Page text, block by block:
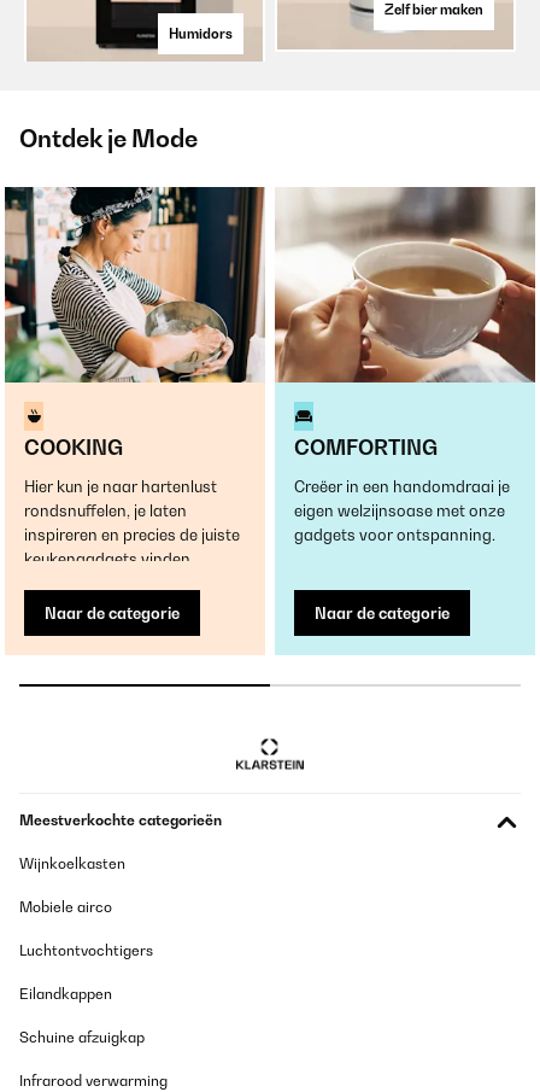
Humidors
Zelf bier maken
Ontdek je Mode
COOKING
Hier kun je naar hartenlust
rondsnuffelen, je laten
inspireren en precies de juiste
keukengadgets vinden.
Naar de categorie
COMFORTING
Creëer in een handomdraai je
eigen welzijnsoase met onze
gadgets voor ontspanning.
Naar de categorie
Meestverkochte categorieën
Wijnkoelkasten
Mobiele airco
Luchtontvochtigers
Eilandkappen
Schuine afzuigkap
Infrarood verwarming